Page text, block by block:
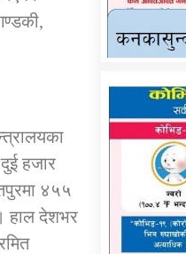
हजार
४५५
हाल देशभर